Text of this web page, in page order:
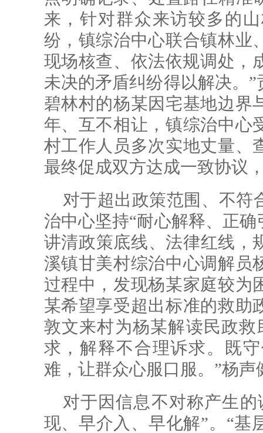
来，针对群众来访较多的
纷，镇综治中心联合镇林业
现场核查、依法依规调处，
未决的矛盾纠纷得以解决。
碧林村的杨某因宅基地边界
年、互不相让，镇综治中心
村工作人员多次实地丈量、
最终促成双方达成一致协议
对于超出政策范围、不符
治中心坚持“耐心解释、正
讲清政策底线、法律红线，
溪镇甘美村综治中心调解员
过程中，发现杨某家庭较为
某希望享受超出标准的救助
敦文来村为杨某解读民政
求，解释不合理诉求。既
难，让群众心服口服。”杨声
对于因信息不对称产生
现、早介入、早化解”。“基